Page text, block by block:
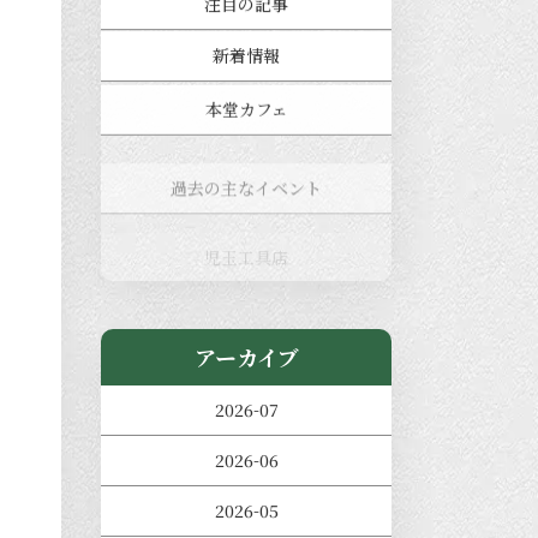
新着情報
本堂カフェ
きのえねまるしぇ
アーカイブ
2026-07
2026-06
2026-05